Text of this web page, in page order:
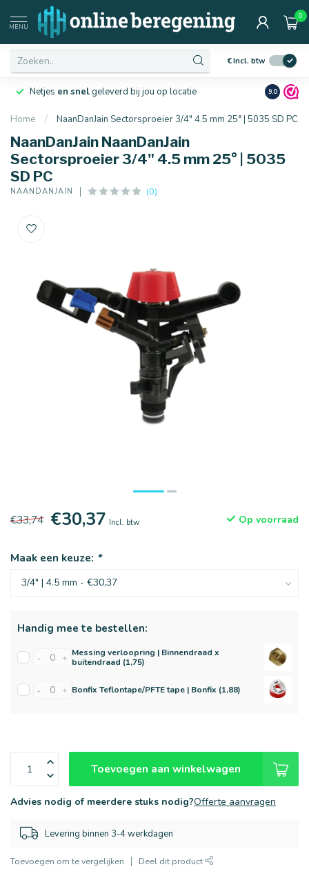
MENU
0
€Incl. btw
Netjes en snelgeleverd bij jou op locatie Ruim10
9.0
Home / NaanDanJain Sectorsproeier 3/4" 4.5 mm 25° | 5035 SD PC
NaanDanJain NaanDanJain
Sectorsproeier 3/4" 4.5 mm 25° | 5035
SD PC
NAANDANJAIN (0)
€33,74 €30,37 Incl. btw Op voorraad
Maak een keuze: *
Handig mee te bestellen:
- + Messing verloopring | Binnendraad x
buitendraad (1,75)
- + Bonfix Teflontape/PFTE tape | Bonfix (1,88)
Toevoegen aan winkelwagen
Advies nodig of meerdere stuks nodig?Offerte aanvragen
Levering binnen 3-4 werkdagen
Toevoegen om te vergelijken Deel dit product